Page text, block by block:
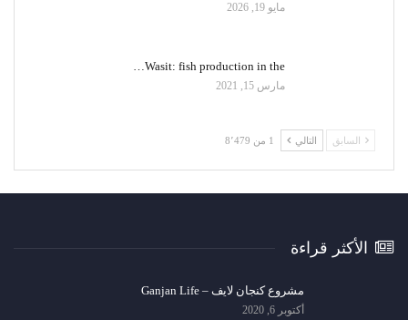
مايو 19, 2026
Wasit: fish production in the…
مارس 15, 2021
السابق التالي 1 من 8٬479
الأكثر قراءة
مشروع كنجان لايف – Ganjan Life
أكتوبر 6, 2020